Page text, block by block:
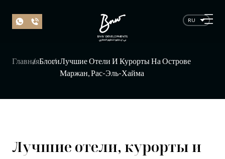
RU
ГлавнаяБлогиЛучшие Отели И Курорты На Острове
Маржан, Рас-Эль-Хайма
Лучшие отели, курорты и